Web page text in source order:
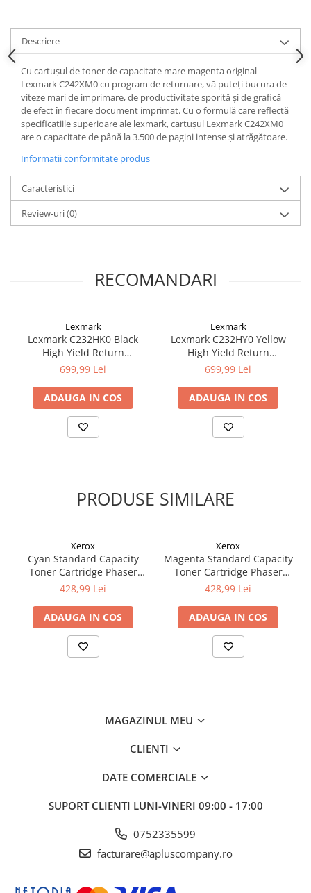
Descriere
Cu cartușul de toner de capacitate mare magenta original
Lexmark C242XM0 cu program de returnare, vă puteți bucura de
viteze mari de imprimare, de productivitate sporită și de grafică
de efect în fiecare document imprimat. Cu o formulă care reflectă
specificațiile superioare ale lexmark, cartușul Lexmark C242XM0
are o capacitate de până la 3.500 de pagini intense și atrăgătoare.
Informatii conformitate produs
Caracteristici
Review-uri(0)
RECOMANDARI
Lexmark
Lexmark C232HK0 Black
High Yield Return
Programme Toner Cartridge
C2425dw / C2535dw /
MC2325adw / MC2425adw /
MC2535adwe /
MC2640adwe
699,99 Lei
ADAUGA IN COS
Lexmark
Lexmark C232HY0 Yellow
High Yield Return
Programme Toner Cartridge
C2425dw / C2535dw /
MC2325adw / MC2425adw /
MC2535adwe /
MC2640adwe
699,99 Lei
ADAUGA IN COS
PRODUSE SIMILARE
Xerox
Cyan Standard Capacity
Toner Cartridge Phaser
6510/WorkCentre 6515
428,99 Lei
ADAUGA IN COS
Xerox
Magenta Standard Capacity
Toner Cartridge Phaser
6510/WorkCentre 6515
428,99 Lei
ADAUGA IN COS
MAGAZINUL MEU
CLIENTI
DATE COMERCIALE
SUPORT CLIENTI LUNI-VINERI 09:00 - 17:00
0752335599
facturare@apluscompany.ro